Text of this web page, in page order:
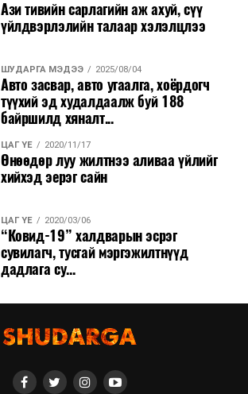
Ази тивийн сарлагийн аж ахуй, сүү
үйлдвэрлэлийн талаар хэлэлцлээ
ШУДАРГА МЭДЭЭ 2025/08/04
Авто засвар, авто угаалга, хоёрдогч
түүхий эд худалдаалж буй 188
байршилд хяналт...
ЦАГ ҮЕ 2020/11/17
Өнөөдөр луу жилтнээ аливаа үйлийг
хийхэд эерэг сайн
ЦАГ ҮЕ 2020/03/06
“Ковид-19” халдварын эсрэг
сувилагч, тусгай мэргэжилтнүүд
дадлага су...